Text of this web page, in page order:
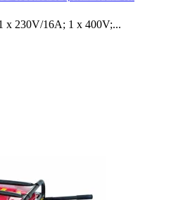
x 230V/16A; 1 x 400V;...